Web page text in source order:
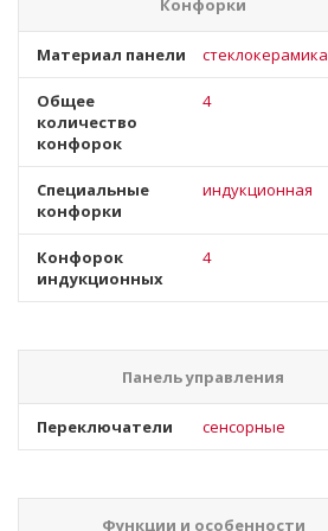
Конфорки
Материал панели стеклокерамика
Общее
количество
конфорок
4
Специальные
конфорки
индукционная
Конфорок
индукционных
4
Панель управления
Переключатели сенсорные
Функции и особенности